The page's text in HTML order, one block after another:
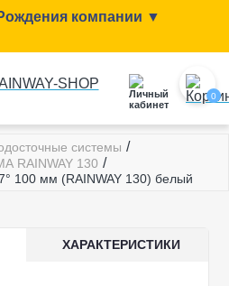
компании ▼
0
системы /
RAINWAY 130 /
100 мм (RAINWAY 130) белый
ХАРАКТЕРИСТИКИ